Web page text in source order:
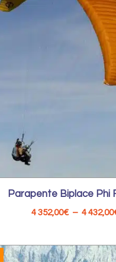
800,00€.
Parapente Biplace Phi
4 352,00€ – 4 432,00